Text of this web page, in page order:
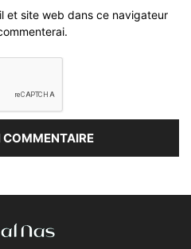
et site web dans ce navigateur